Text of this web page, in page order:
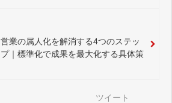
営業の属人化を解消する4つのステッ
プ｜標準化で成果を最大化する具体策
ツイート